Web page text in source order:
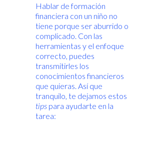
Hablar de formación
financiera con un niño no
tiene porque ser aburrido o
complicado. Con las
herramientas y el enfoque
correcto, puedes
transmitirles los
conocimientos financieros
que quieras. Así que
tranquilo, te dejamos estos
tipspara ayudarte en la
tarea: